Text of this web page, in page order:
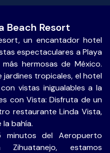
Beach Resort
un encantador hotel
espectaculares a Playa
hermosas de México.
jardines tropicales, el hotel
vistas inigualables a la
con Vista: Disfruta de un
restaurante Linda Vista,
bahía.
minutos del Aeropuerto
estamos